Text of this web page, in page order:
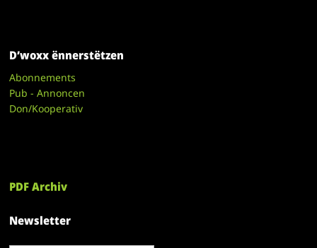
D’woxx ënnerstëtzen
Abonnements
Pub - Annoncen
Don/Kooperativ
PDF Archiv
Newsletter